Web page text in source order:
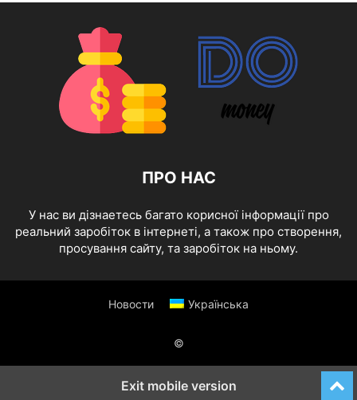
ПРО НАС
У нас ви дізнаетесь багато корисної інформації про
реальний заробіток в інтернеті, а також про створення,
просування сайту, та заробіток на ньому.
Новости Українська
©
Exit mobile version